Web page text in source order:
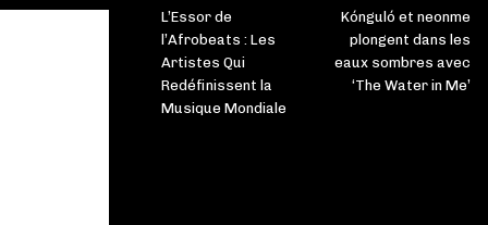
L’Essor de
l’Afrobeats : Les
Artistes Qui
Redéfinissent la
Musique Mondiale
Kónguló et neonme
plongent dans les
eaux sombres avec
‘The Water in Me’